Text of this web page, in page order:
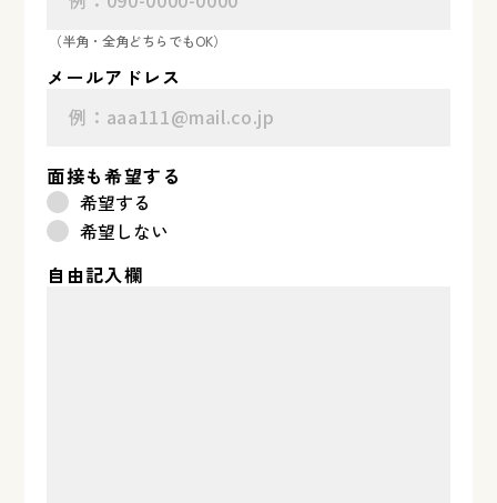
（半角・全角どちらでもOK）
メールアドレス
面接も希望する
希望する
希望しない
自由記入欄